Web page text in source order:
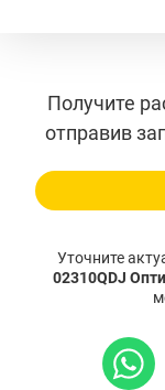
Получите
отправив
Уточните
02310QDJ